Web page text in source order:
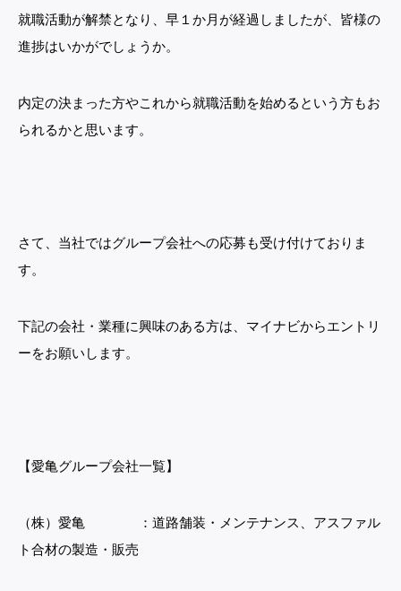
就職活動が解禁となり、早１か月が経過しましたが、皆様の
進捗はいかがでしょうか。
内定の決まった方やこれから就職活動を始めるという方もお
られるかと思います。
さて、当社ではグループ会社への応募も受け付けておりま
す。
下記の会社・業種に興味のある方は、マイナビからエントリ
ーをお願いします。
【愛亀グループ会社一覧】
（株）愛亀 ：道路舗装・メンテナンス、アスファル
ト合材の製造・販売